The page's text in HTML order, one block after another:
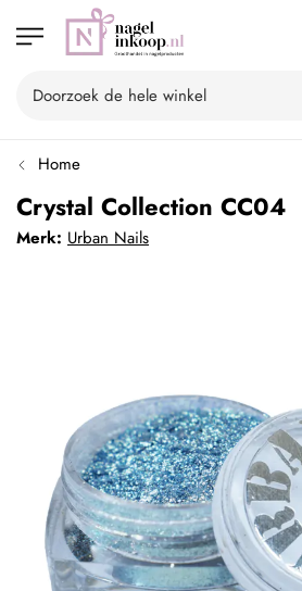
Home
Crystal Collection CC04
Merk: Urban Nails